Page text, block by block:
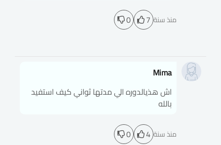
منذ سنة 7
0
Mima
اش هذيالدوره الي مدتها ثواني كيف استفيد
بالله
منذ سنة 4
0